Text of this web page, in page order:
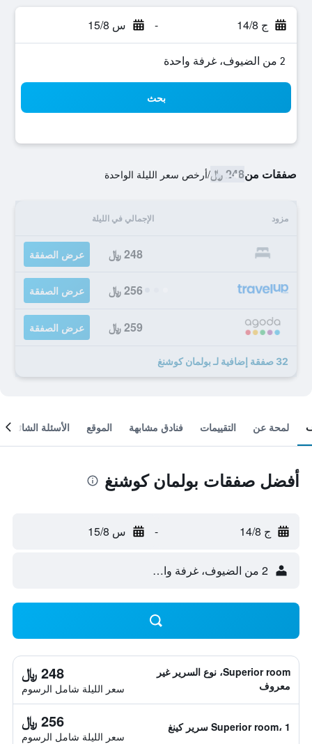
ج 14/8 - س 15/8
2 من الضيوف، غرفة واحدة
بحث
صفقات من248 ﷼ /أرخص سعر الليلة الواحدة
مزود الإجمالي في الليلة
248 ﷼ عرض الصفقة
256 ﷼ عرض الصفقة
259 ﷼ عرض الصفقة
32 صفقة إضافية لـ بولمان كوشنغ
لمحة عن التقييمات فنادق مشابهة الموقع الأسئلة الشائعة
أفضل صفقات بولمان كوشنغ
ج 14/8 - س 15/8
2 من الضيوف، غرفة واحدة
Superior room، نوع السرير غير
معروف
248 ﷼
سعر الليلة شامل الرسوم
Superior room، 1 سرير كينغ 256 ﷼
سعر الليلة شامل الرسوم